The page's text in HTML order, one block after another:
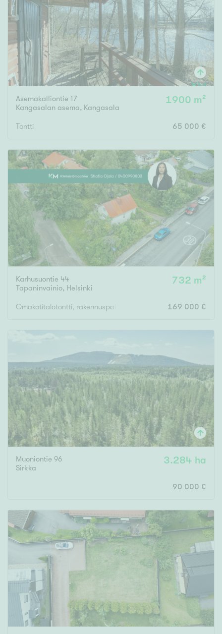
Asemakalliontie 17
Kangasalan asema, Kangasala
1900 m²
Tontti 65 000 €
Karhusuontie 44
Tapaninvainio, Helsinki
732 m²
Omakotitalotontti, rakennuspaikka 169 000 €
Muoniontie 96
Sirkka
3.284 ha
90 000 €